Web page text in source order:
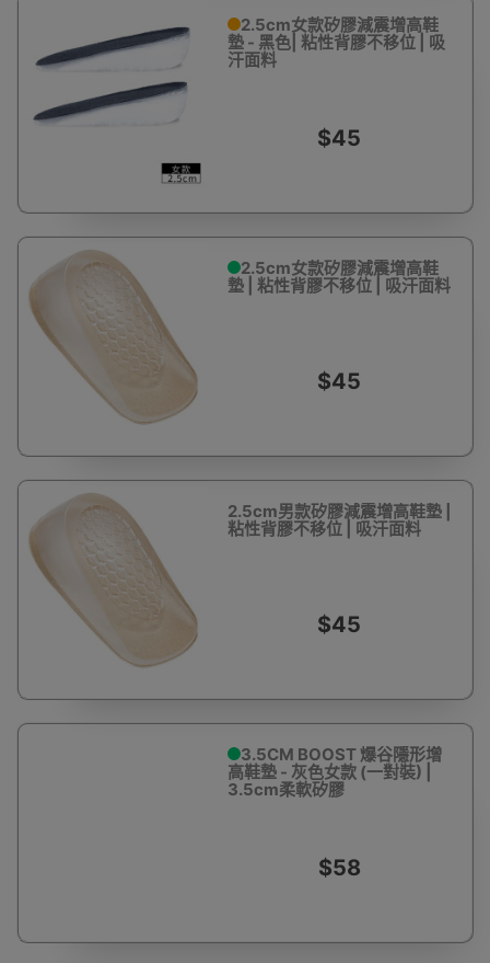
2.5cm女款矽膠減震增高鞋
墊 - 黑色| 粘性背膠不移位 | 吸
汗面料
$45
2.5cm女款矽膠減震增高鞋
墊 | 粘性背膠不移位 | 吸汗面料
$45
2.5cm男款矽膠減震增高鞋墊 |
粘性背膠不移位 | 吸汗面料
$45
3.5CM BOOST 爆谷隱形增
高鞋墊 - 灰色女款 (一對裝) |
3.5cm柔軟矽膠
$58